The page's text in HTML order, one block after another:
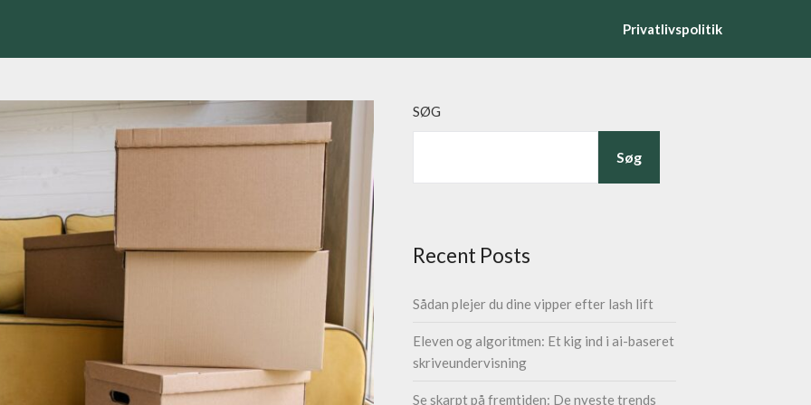
Privatlivspolitik
SØG
Søg
Recent Posts
Sådan plejer du dine vipper efter lash lift
Eleven og algoritmen: Et kig ind i ai-baseret
skriveundervisning
Se skarpt på fremtiden: De nyeste trends